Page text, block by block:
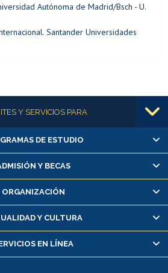
Autónoma de Madrid/Bsch - U.
Santander Universidades
Y SERVICIOS PARA
os y exalumnas/os
Matrícula en línea
y cambio de asignaturas
y certificado de notas
médico y dental
arancel y crédito alumnos
DE ESTUDIO
Y BECAS
ORGANIZACIÓN
Y CULTURA
EN LÍNEA